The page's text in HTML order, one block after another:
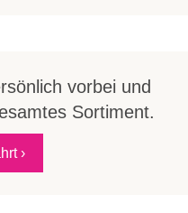
vorbei und
Sortiment.
›